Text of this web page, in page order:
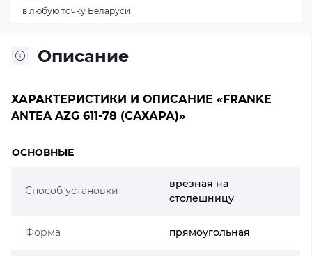
Описание
ХАРАКТЕРИСТИКИ И ОПИСАНИЕ «FRANKE
ANTEA AZG 611-78 (САХАРА)»
ОСНОВНЫЕ
Способ установки
врезная на
столешницу
Форма прямоугольная
в любую точку Беларуси